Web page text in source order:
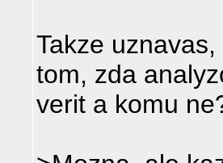
Takze
tom, zda
verit a komu